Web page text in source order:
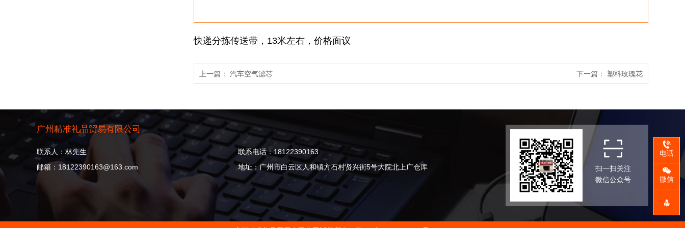
快递分拣传送带，13米左右，价格面议
上一篇： 汽车空气滤芯 下一篇： 塑料玫瑰花
扫一扫关注
微信公众号
广州精准礼品贸易有限公司
联系人：林先生
联系电话：18122390163
邮箱：18122390163@163.com
地址：广州市白云区人和镇方石村贤兴街5号大院北上广仓库
电话
微信